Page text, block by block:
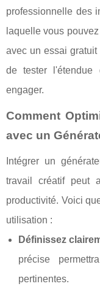
professionnelle des
laquelle vous
avec un essai
de tester
engager.
Comment
avec un
Intégrer un
travail créatif peut
productivité. Voici
utilisation :
Définissez
précise
pertinentes.